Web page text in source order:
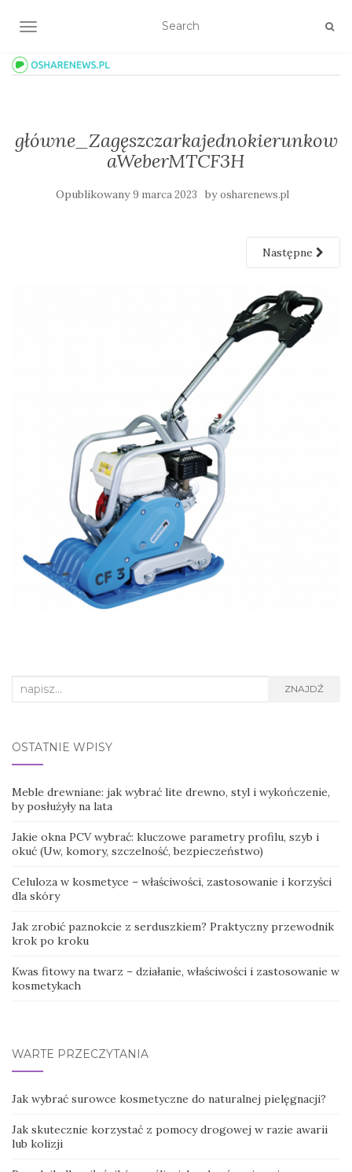
TOGGLE NAVIGATION
główne_Zagęszczarkajednokierunkow
aWeberMTCF3H
Opublikowany9 marca 2023 byosharenews.pl
Następne
Search
ZNAJDŹ
OSTATNIE WPISY
Meble drewniane: jak wybrać lite drewno, styl i wykończenie,
by posłużyły na lata
Jakie okna PCV wybrać: kluczowe parametry profilu, szyb i
okuć (Uw, komory, szczelność, bezpieczeństwo)
Celuloza w kosmetyce – właściwości, zastosowanie i korzyści
dla skóry
Jak zrobić paznokcie z serduszkiem? Praktyczny przewodnik
krok po kroku
Kwas fitowy na twarz – działanie, właściwości i zastosowanie w
kosmetykach
WARTE PRZECZYTANIA
Jak wybrać surowce kosmetyczne do naturalnej pielęgnacji?
Jak skutecznie korzystać z pomocy drogowej w razie awarii
lub kolizji